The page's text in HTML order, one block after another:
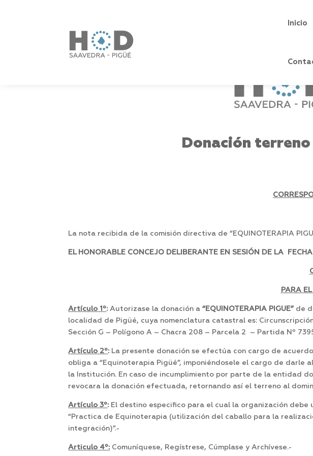
Inicio
Donación
La nota recibida de la comisión directiva de “EQUINOTERAPIA
EL HONORABLE CONCEJO DELIBERANTE EN SESIÓN DE LA
PARA
Artículo 1º: Autorizase la donación a“EQUINOTERAPIA PIGUE” de
localidad de Pigüé, cuya nomenclatura catastral es:
Sección G – Polígono A – Chacra 208 – Parcela 2 – Partida Nº
Artículo 2º: La presente donación se efectúa con cargo de
obliga a “Equinoterapia Pigüé”, imponiéndosele el cargo de
la Institución. En caso de incumplimiento por parte de la entidad
revocara la donación efectuada, retornando así el terreno al
Artículo 3º: El destino especifico para el cual la organización
“Practica de Equinoterapia (utilización del caballo para la
integración)”.-
Articulo 4º: Comuníquese, Regístrese, Cúmplase y Archívese.-